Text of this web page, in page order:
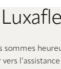
sommes